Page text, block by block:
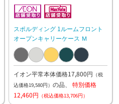
スポルディング 1ルームフロント
オープンキャリーケース Ｍ
イオン平常本体価格17,800円 （税
込価格19,580円） の品、 特別価格
12,460円 （税込価格13,706円）